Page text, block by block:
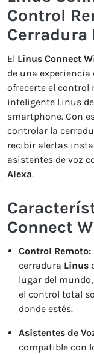
Control
El Linus Connect
de una
ofrecerte el control
inteligente Linus
smartphone. Con
controlar la
recibir alertas
asistentes de voz
Alexa.
Connect
Control Remoto:
cerradura Linus
lugar del
el control total
donde estés.
Asistentes de
compatible con